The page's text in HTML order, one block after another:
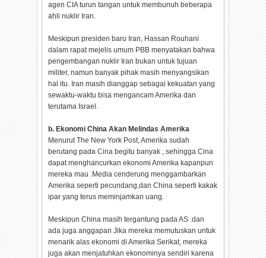
agen CIA turun tangan untuk membunuh beberapa
ahli nuklir Iran.
Meskipun presiden baru Iran, Hassan Rouhani
dalam rapat mejelis umum PBB menyatakan bahwa
pengembangan nuklir Iran bukan untuk tujuan
militer, namun banyak pihak masih menyangsikan
hal itu. Iran masih dianggap sebagai kekuatan yang
sewaktu-waktu bisa mengancam Amerika dan
terutama Israel.
b. Ekonomi China Akan Melindas Amerika
Menurut The New York Post, Amerika sudah
berutang pada Cina begitu banyak , sehingga Cina
dapat menghancurkan ekonomi Amerika kapanpun
mereka mau .Media cenderung menggambarkan
Amerika seperti pecundang,dan China seperti kakak
ipar yang terus meminjamkan uang.
Meskipun China masih tergantung pada AS .dan
ada juga anggapan Jika mereka memutuskan untuk
menarik alas ekonomi di Amerika Serikat, mereka
juga akan menjatuhkan ekonominya sendiri karena